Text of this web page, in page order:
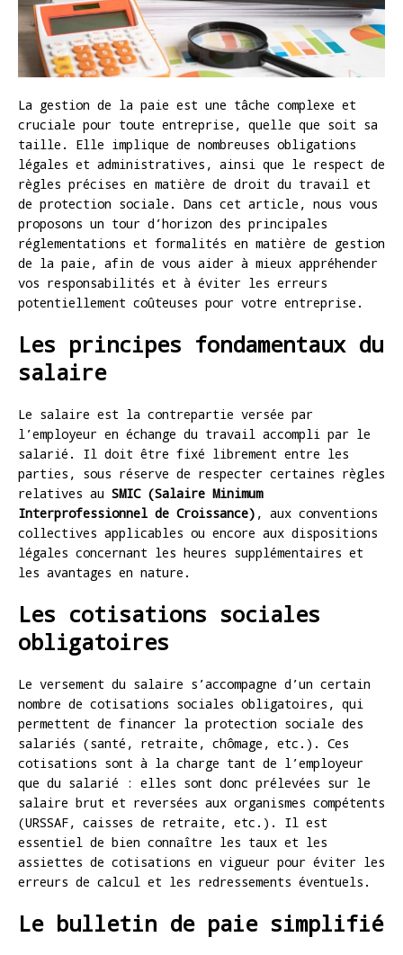
La gestion de la paie est une tâche complexe et
cruciale pour toute entreprise, quelle que soit sa
taille. Elle implique de nombreuses obligations
légales et administratives, ainsi que le respect de
règles précises en matière de droit du travail et
de protection sociale. Dans cet article, nous vous
proposons un tour d’horizon des principales
réglementations et formalités en matière de gestion
de la paie, afin de vous aider à mieux appréhender
vos responsabilités et à éviter les erreurs
potentiellement coûteuses pour votre entreprise.
Les principes fondamentaux du
salaire
Le salaire est la contrepartie versée par
l’employeur en échange du travail accompli par le
salarié. Il doit être fixé librement entre les
parties, sous réserve de respecter certaines règles
relatives au SMIC (Salaire Minimum
Interprofessionnel de Croissance) , aux conventions
collectives applicables ou encore aux dispositions
légales concernant les heures supplémentaires et
les avantages en nature.
Les cotisations sociales
obligatoires
Le versement du salaire s’accompagne d’un certain
nombre de cotisations sociales obligatoires, qui
permettent de financer la protection sociale des
salariés (santé, retraite, chômage, etc.). Ces
cotisations sont à la charge tant de l’employeur
que du salarié : elles sont donc prélevées sur le
salaire brut et reversées aux organismes compétents
(URSSAF, caisses de retraite, etc.). Il est
essentiel de bien connaître les taux et les
assiettes de cotisations en vigueur pour éviter les
erreurs de calcul et les redressements éventuels.
Le bulletin de paie simplifié